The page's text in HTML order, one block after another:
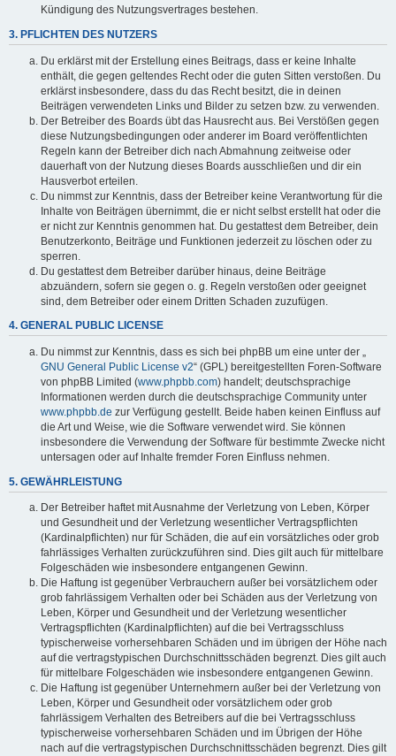
Kündigung des Nutzungsvertrages bestehen.
3. PFLICHTEN DES NUTZERS
Du erklärst mit der Erstellung eines Beitrags, dass er keine Inhalte
enthält, die gegen geltendes Recht oder die guten Sitten verstoßen. Du
erklärst insbesondere, dass du das Recht besitzt, die in deinen
Beiträgen verwendeten Links und Bilder zu setzen bzw. zu verwenden.
Der Betreiber des Boards übt das Hausrecht aus. Bei Verstößen gegen
diese Nutzungsbedingungen oder anderer im Board veröffentlichten
Regeln kann der Betreiber dich nach Abmahnung zeitweise oder
dauerhaft von der Nutzung dieses Boards ausschließen und dir ein
Hausverbot erteilen.
Du nimmst zur Kenntnis, dass der Betreiber keine Verantwortung für die
Inhalte von Beiträgen übernimmt, die er nicht selbst erstellt hat oder die
er nicht zur Kenntnis genommen hat. Du gestattest dem Betreiber, dein
Benutzerkonto, Beiträge und Funktionen jederzeit zu löschen oder zu
sperren.
Du gestattest dem Betreiber darüber hinaus, deine Beiträge
abzuändern, sofern sie gegen o. g. Regeln verstoßen oder geeignet
sind, dem Betreiber oder einem Dritten Schaden zuzufügen.
4. GENERAL PUBLIC LICENSE
Du nimmst zur Kenntnis, dass es sich bei phpBB um eine unter der „
GNU General Public License v2“ (GPL) bereitgestellten Foren-Software
von phpBB Limited (www.phpbb.com) handelt; deutschsprachige
Informationen werden durch die deutschsprachige Community unter
www.phpbb.de zur Verfügung gestellt. Beide haben keinen Einfluss auf
die Art und Weise, wie die Software verwendet wird. Sie können
insbesondere die Verwendung der Software für bestimmte Zwecke nicht
untersagen oder auf Inhalte fremder Foren Einfluss nehmen.
5. GEWÄHRLEISTUNG
Der Betreiber haftet mit Ausnahme der Verletzung von Leben, Körper
und Gesundheit und der Verletzung wesentlicher Vertragspflichten
(Kardinalpflichten) nur für Schäden, die auf ein vorsätzliches oder grob
fahrlässiges Verhalten zurückzuführen sind. Dies gilt auch für mittelbare
Folgeschäden wie insbesondere entgangenen Gewinn.
Die Haftung ist gegenüber Verbrauchern außer bei vorsätzlichem oder
grob fahrlässigem Verhalten oder bei Schäden aus der Verletzung von
Leben, Körper und Gesundheit und der Verletzung wesentlicher
Vertragspflichten (Kardinalpflichten) auf die bei Vertragsschluss
typischerweise vorhersehbaren Schäden und im übrigen der Höhe nach
auf die vertragstypischen Durchschnittsschäden begrenzt. Dies gilt auch
für mittelbare Folgeschäden wie insbesondere entgangenen Gewinn.
Die Haftung ist gegenüber Unternehmern außer bei der Verletzung von
Leben, Körper und Gesundheit oder vorsätzlichem oder grob
fahrlässigem Verhalten des Betreibers auf die bei Vertragsschluss
typischerweise vorhersehbaren Schäden und im Übrigen der Höhe
nach auf die vertragstypischen Durchschnittsschäden begrenzt. Dies gilt